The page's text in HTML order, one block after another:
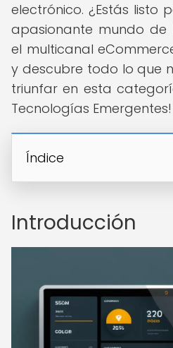
electrónico. ¿Estás listo
apasionante mundo
el multicanal
y descubre todo lo que
triunfar en esta
Tecnologías Emergentes!
Índice
Introducción